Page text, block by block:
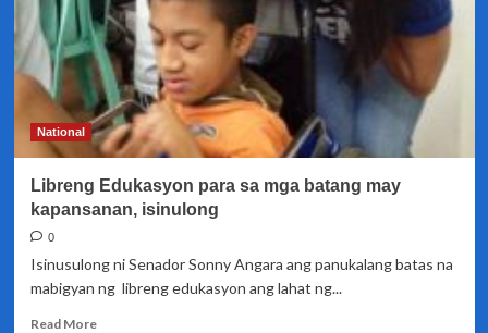
National
Libreng Edukasyon para sa mga batang may
kapansanan, isinulong
0
Isinusulong ni Senador Sonny Angara ang panukalang batas na
mabigyan ng libreng edukasyon ang lahat ng...
Read MoreRead